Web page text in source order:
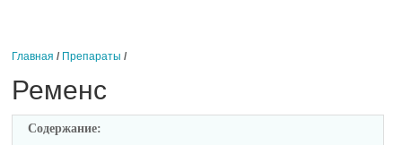
Главная / Препараты /
Ременс
Содержание: